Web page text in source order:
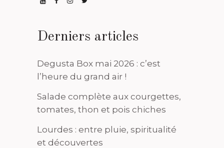
Derniers articles
Degusta Box mai 2026 : c’est
l’heure du grand air !
Salade complète aux courgettes,
tomates, thon et pois chiches
Lourdes : entre pluie, spiritualité
et découvertes